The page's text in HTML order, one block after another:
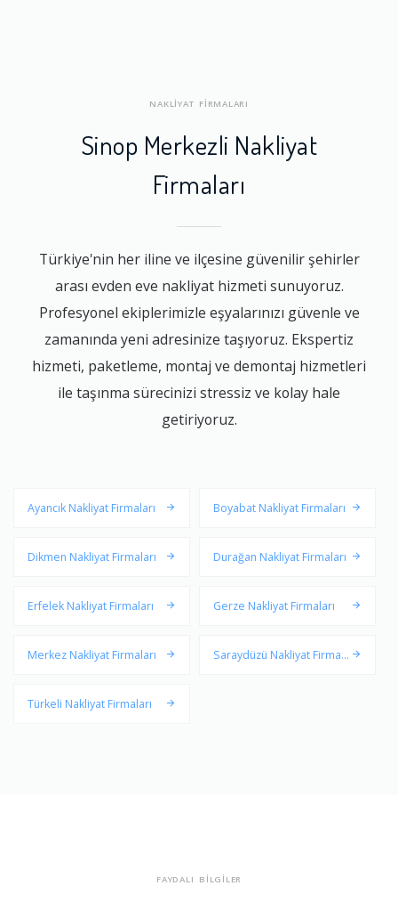
NAKLİYAT FİRMALARI
Sinop Merkezli Nakliyat
Firmaları
Türkiye'nin her iline ve ilçesine güvenilir şehirler
arası evden eve nakliyat hizmeti sunuyoruz.
Profesyonel ekiplerimizle eşyalarınızı güvenle ve
zamanında yeni adresinize taşıyoruz. Ekspertiz
hizmeti, paketleme, montaj ve demontaj hizmetleri
ile taşınma sürecinizi stressiz ve kolay hale
getiriyoruz.
Ayancık Nakliyat Firmaları Boyabat Nakliyat Firmaları
Dikmen Nakliyat Firmaları Durağan Nakliyat Firmaları
Erfelek Nakliyat Firmaları Gerze Nakliyat Firmaları
Merkez Nakliyat Firmaları
Saraydüzü Nakliyat Firmala
Türkeli Nakliyat Firmaları
FAYDALI BİLGİLER